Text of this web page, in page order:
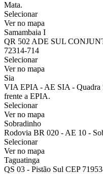
Mata.
Selecionar
Ver no mapa
Samambaia I
QR 502 ADE SUL
72314-714
Selecionar
Ver no mapa
Sia
VIA EPIA - AE SIA - Quadra
frente a EPIA.
Selecionar
Ver no mapa
Sobradinho
Rodovia BR 020 - AE 10 -
Selecionar
Ver no mapa
Taguatinga
QS 03 - Pistão Sul CEP